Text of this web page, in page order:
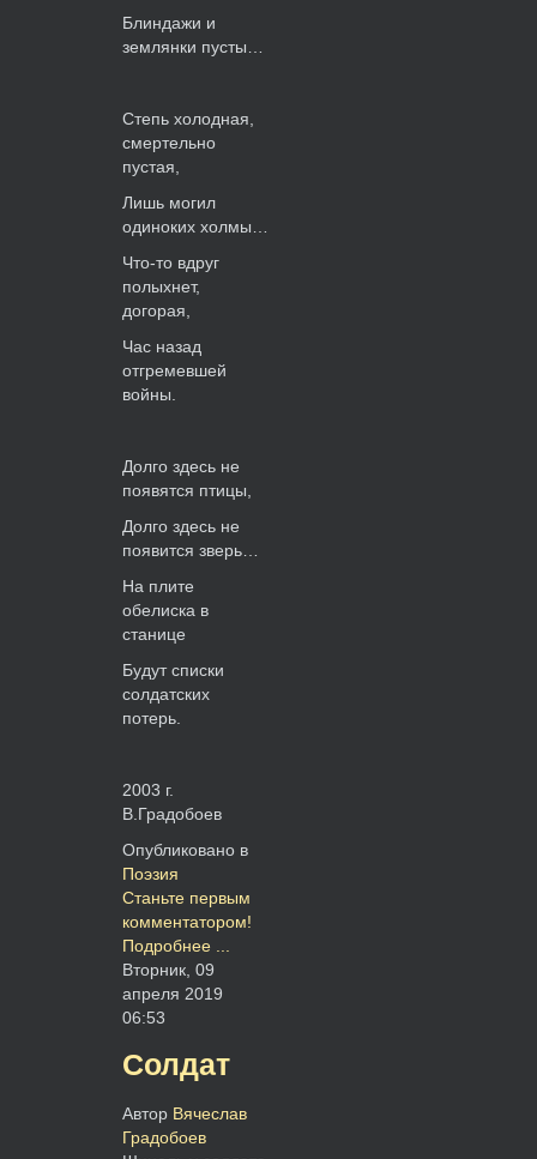
Блиндажи и
землянки пусты…
Степь холодная,
смертельно
пустая,
Лишь могил
одиноких холмы…
Что-то вдруг
полыхнет,
догорая,
Час назад
отгремевшей
войны.
Долго здесь не
появятся птицы,
Долго здесь не
появится зверь…
На плите
обелиска в
станице
Будут списки
солдатских
потерь.
2003 г.
В.Градобоев
Опубликовано в
Поэзия
Станьте первым
комментатором!
Подробнее ...
Вторник, 09
апреля 2019
06:53
Солдат
Автор Вячеслав
Градобоев